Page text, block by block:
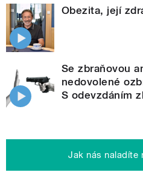
Obezita, její
Se zbraňovou
nedovolené
S odevzdáním
Jak nás naladíte